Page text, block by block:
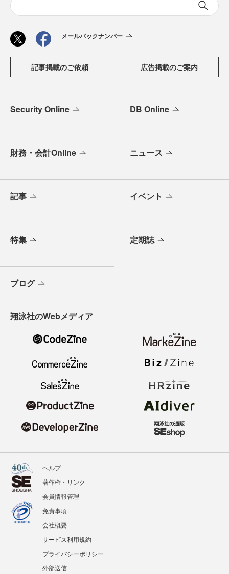
メールバックナンバー
記事掲載のご依頼 広告掲載のご案内
Security Online DB Online
財務・会計Online ニュース
記事 イベント
特集 定期誌
ブログ
翔泳社のWebメディア
ヘルプ
著作権・リンク
会員情報管理
免責事項
会社概要
サービス利用規約
プライバシーポリシー
外部送信